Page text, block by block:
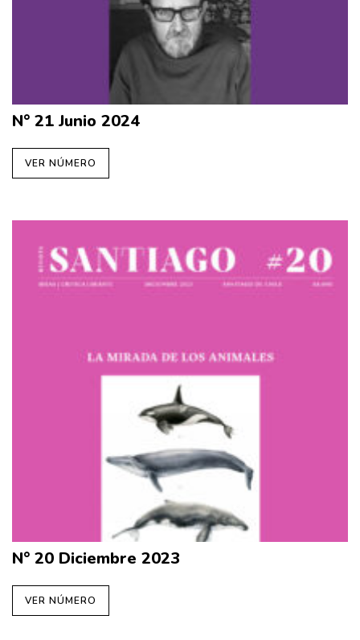
N° 21 Junio 2024
VER NÚMERO
N° 20 Diciembre 2023
VER NÚMERO